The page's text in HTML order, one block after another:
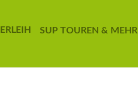
SUP TOUREN & MEHR